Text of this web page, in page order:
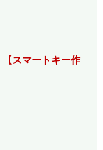
【スマートキー作